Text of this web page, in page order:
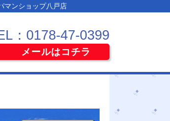
マンショップ八戸店
：0178-47-0399
メールはコチラ